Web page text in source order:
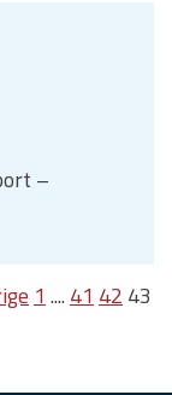
–
1 .... 41 42 43